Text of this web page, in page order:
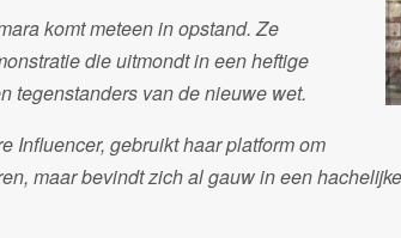
komt meteen in opstand. Ze
die uitmondt in een heftige
tegenstanders van de nieuwe wet.
Influencer, gebruikt haar platform om
maar bevindt zich al gauw in een